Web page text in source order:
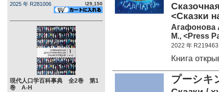
2025 年 R281006
\29,150
現代人口学百科事典 全2巻 第1
巻 А-Н
<Сказки
Агафонова
М., <Press
2022 年 R219463
Книга
プーシキ